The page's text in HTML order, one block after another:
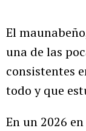
El
una de las
consistentes
todo y que
En un 2026